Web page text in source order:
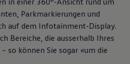
Parkmarkierungen und
auf dem Infotainment-Display.
Bereiche, die ausserhalb Ihres
so können Sie sogar «um die